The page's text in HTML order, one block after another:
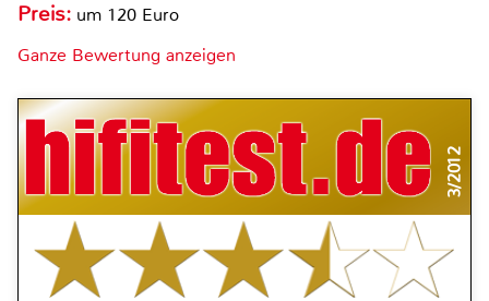
Preis: um 120 Euro
Ganze Bewertung anzeigen
3/2012